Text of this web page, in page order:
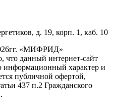
д. 19, корп. 1, каб. 10
«МИФРИД»
что данный интернет-сайт
информационный характер и
публичной офертой,
437 п.2 Гражданского